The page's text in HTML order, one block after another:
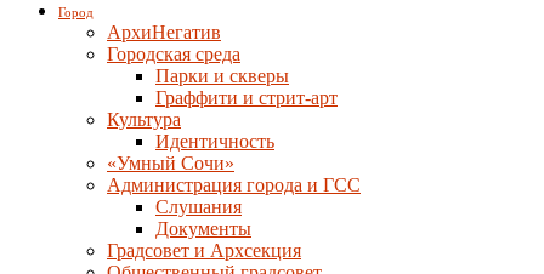
Город
АрхиНегатив
Городская среда
Парки и скверы
Граффити и стрит-арт
Культура
Идентичность
«Умный Сочи»
Администрация города и ГСС
Слушания
Документы
Градсовет и Архсекция